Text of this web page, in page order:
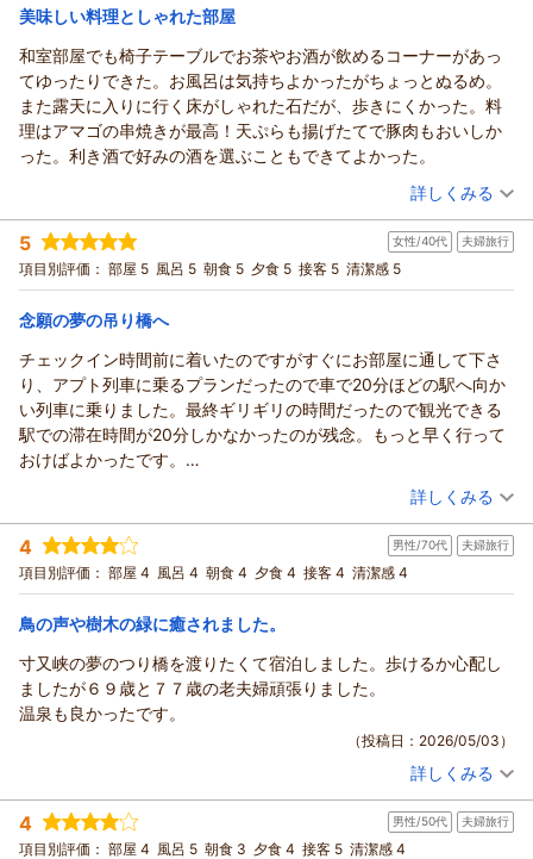
宿泊価格帯： 24,001～25,000円(大人一人あたり/税込)
美味しい料理としゃれた部屋
和室部屋でも椅子テーブルでお茶やお酒が飲めるコーナーがあっ
てゆったりできた。お風呂は気持ちよかったがちょっとぬるめ。
また露天に入りに行く床がしゃれた石だが、歩きにくかった。料
理はアマゴの串焼きが最高！天ぷらも揚げたてで豚肉もおいしか
った。利き酒で好みの酒を選ぶこともできてよかった。
（投稿日：2026/05/29）
宿泊時期： 2026年05月宿泊 (夫婦旅行)
投稿者： michil22さん
宿泊プラン： 地酒3種飲み比べプラン｜吟醸王国・静岡3酒蔵の利き酒と、板
長特製の酒肴を楽しむ
和室 朝・夕
宿泊価格帯： 17,001～18,000円(大人一人あたり/税込)
詳しくみる
5 女性/40代 夫婦旅行
項目別評価： 部屋 5 風呂 5 朝食 5 夕食 5 接客 5 清潔感 5
念願の夢の吊り橋へ
チェックイン時間前に着いたのですがすぐにお部屋に通して下さ
り、アプト列車に乗るプランだったので車で20分ほどの駅へ向か
い列車に乗りました。最終ギリギリの時間だったので観光できる
駅での滞在時間が20分しかなかったのが残念。もっと早く行って
おけばよかったです。
翌日は宿に車を置いたまま9時ごろから夢の吊り橋へ。ゆっくり歩
いた上、遠回りしたこともあり2時間かかりましたが、朝イチだっ
たので吊り橋が混むこともなく気持ち良いハイキングでした。
食事も美味しく、夫婦ともに結構食べる方ですが食べ応えもあり
ました。
宿で売っていた温泉の素を買ってしまったくらい気に入りまし
た。少し遠いのでなかなか行けませんがいつかまた訪れたいで
す。
（投稿日：2026/05/12）
宿泊時期： 2026年05月宿泊 (夫婦旅行)
投稿者： 3mamaさん
宿泊プラン： 奥大井の絶景満喫プラン｜日本唯一のアプト式鉄道で行く 奥大
井湖上駅へ―山と湖を望む旅＜乗車券付き＞
和室 朝・夕
宿泊価格帯： 17,001～18,000円(大人一人あたり/税込)
詳しくみる
4 男性/70代 夫婦旅行
項目別評価： 部屋 4 風呂 4 朝食 4 夕食 4 接客 4 清潔感 4
鳥の声や樹木の緑に癒されました。
寸又峡の夢のつり橋を渡りたくて宿泊しました。歩けるか心配し
ましたが６９歳と７７歳の老夫婦頑張りました。
温泉も良かったです。
（投稿日：2026/05/03）
投稿者： シナモンさん(男性/70代)
宿泊プラン： 【じゃらんスペシャルウィーク】スタンダードプラン｜寸又峡
で過ごす癒しの休日 なにもしない贅沢を味わう
ツイン
詳しくみる
4 男性/50代 夫婦旅行
項目別評価： 部屋 4 風呂 5 朝食 3 夕食 4 接客 5 清潔感 4